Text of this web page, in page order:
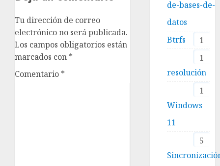
Tu dirección de correo
electrónico no será publicada.
Los campos obligatorios están
marcados con *
Comentario *
de-bases-de-
datos
1
Btrfs
1
resolución
1
Windows
11
5